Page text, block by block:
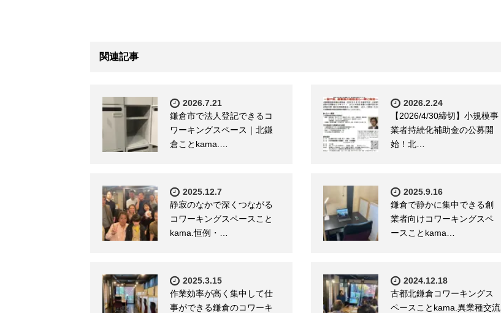
関連記事
2026.7.21
鎌倉市で法人登記できるコ
ワーキングスペース｜北鎌
倉ことkama.…
2026.2.24
【2026/4/30締切】小規模事
業者持続化補助金の公募開
始！北…
2025.12.7
静寂のなかで深くつながる
コワーキングスペースこと
kama.恒例・…
2025.9.16
鎌倉で静かに集中できる創
業者向けコワーキングスペ
ースことkama…
2025.3.15
作業効率が高く集中して仕
事ができる鎌倉のコワーキ
2024.12.18
古都北鎌倉コワーキングス
ペースことkama.異業種交流